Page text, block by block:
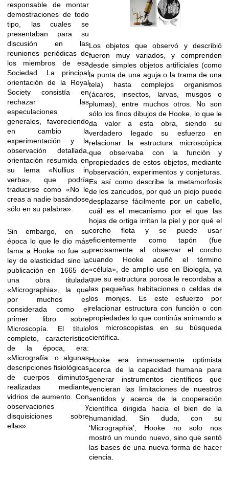
responsable de montar
demostraciones de todo
tipo, las cuales se
presentaban para su
discusión en las
reuniones periódicas de
los miembros de esa
Sociedad. La principal
orientación de la Royal
Society consistía en
rechazar las
especulaciones
generales, favoreciendo
en cambio la
experimentación y la
observación detallada,
orientación resumida en
su lema «Nullius in
verba», que podría
traducirse como «No le
creas a nadie basándose
sólo en su palabra».
Sin embargo, en su
época lo que le dio más
fama a Hooke no fue su
ley de elasticidad sino la
publicación en 1665 de
una obra titulada
«Micrographia», la que
por muchos es
considerada como el
primer libro sobre
Microscopía. El título
completo, característico
de la época, era:
«Micrografía: o algunas
descripciones fisiológicas
de cuerpos diminutos
realizadas mediante
vidrios de aumento. Con
observaciones y
disquisiciones sobre
ellas».
Los objetos que observó y describió
fueron muy variados, y comprenden
desde simples objetos artificiales (como
la punta de una aguja o la trama de una
tela) hasta complejos organismos
(ácaros, insectos, larvas, musgos o
plumas), entre muchos otros. No son
sólo los finos dibujos de Hooke, lo que le
da valor a esta obra, siendo su
verdadero legado su esfuerzo en
relacionar la estructura microscópica
que observaba con la función y
propiedades de estos objetos, mediante
observación, experimentos y conjeturas.
Es así como describe la metamorfosis
de los zancudos, por qué un piojo puede
desplazarse fácilmente por un cabello,
cuál es el mecanismo por el que las
hojas de ortiga irritan la piel y por qué el
corcho flota y se puede usar
eficientemente como tapón (fue
precisamente al observar el corcho
cuando Hooke acuñó el término
«célula», de amplio uso en Biología, ya
que su estructura porosa le recordaba a
las pequeñas habitaciones o celdas de
los monjes. Es este esfuerzo por
relacionar estructura con función o con
propiedades lo que continúa animando a
los microscopistas en su búsqueda
científica.
Hooke era inmensamente optimista
acerca de la capacidad humana para
generar instrumentos científicos que
vencieran las limitaciones de nuestros
sentidos y acerca de la cooperación
científica dirigida hacia el bien de la
humanidad. Sin duda, con su
‘Micrographia’, Hooke no solo nos
mostró un mundo nuevo, sino que sentó
las bases de una nueva forma de hacer
ciencia.